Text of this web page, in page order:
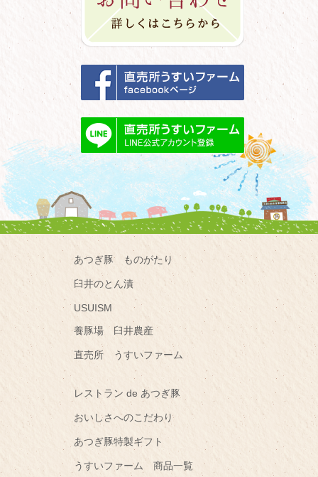
あつぎ豚 ものがたり
臼井のとん漬
USUISM
養豚場 臼井農産
直売所 うすいファーム
レストラン de あつぎ豚
おいしさへのこだわり
あつぎ豚特製ギフト
うすいファーム 商品一覧